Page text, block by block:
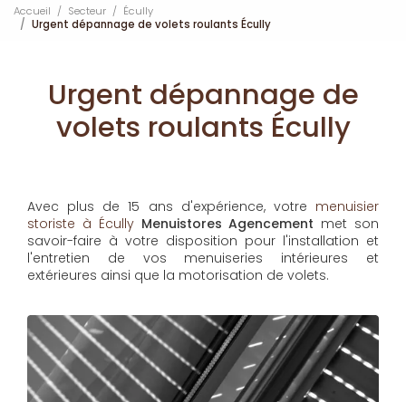
Accueil Secteur
Écully
Urgent dépannage de volets roulants Écully
Urgent dépannage de
volets roulants Écully
Avec plus de 15 ans d'expérience, votre menuisier
storiste à Écully Menuistores Agencement met son
savoir-faire à votre disposition pour l'installation et
l'entretien de vos menuiseries intérieures et
extérieures ainsi que la motorisation de volets.